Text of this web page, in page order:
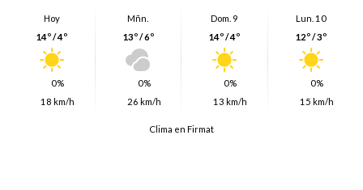
Hoy
14º / 4º
0%
18 km/h
Mñn.
13º / 6º
0%
26 km/h
Dom. 9
14º / 4º
0%
13 km/h
Lun. 10
12º / 3º
0%
15 km/h
Clima en Firmat